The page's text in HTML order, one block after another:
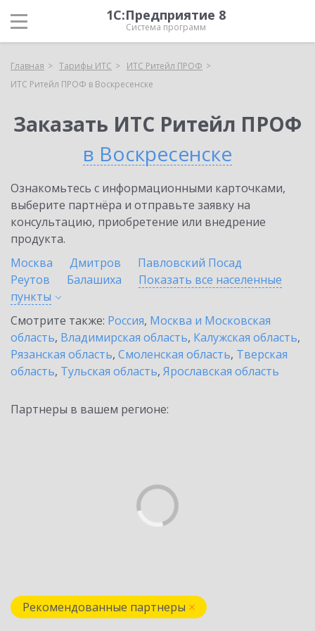
1С:Предприятие 8
Система программ
Главная Тарифы ИТС
ИТС Ритейл ПРОФ
ИТС Ритейл ПРОФ в Воскресенске
Заказать ИТС Ритейл ПРОФ
в Воскресенске
Ознакомьтесь с информационными карточками,
выберите партнёра и отправьте заявку на
консультацию, приобретение или внедрение
продукта.
Москва
Дмитров
Павловский Посад
Реутов
Балашиха
Показать все населенные
пункты
Смотрите также: Россия, Москва и Московская
область, Владимирская область, Калужская область,
Рязанская область, Смоленская область, Тверская
область, Тульская область, Ярославская область
Партнеры в вашем регионе:
Рекомендованные партнеры